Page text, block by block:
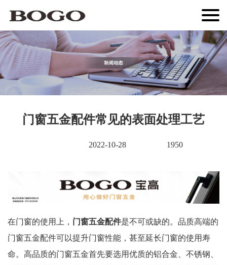
门窗五金配件常见的表面处理工艺
2022-10-28 1950
在门窗的使用上， 门窗五金配件是不可或缺的。品质高端的
门窗五金配件可以提升门窗性能，甚至延长门窗的使用寿
命。高品质的门窗五金首先要选用优质的铝合金、不锈钢、